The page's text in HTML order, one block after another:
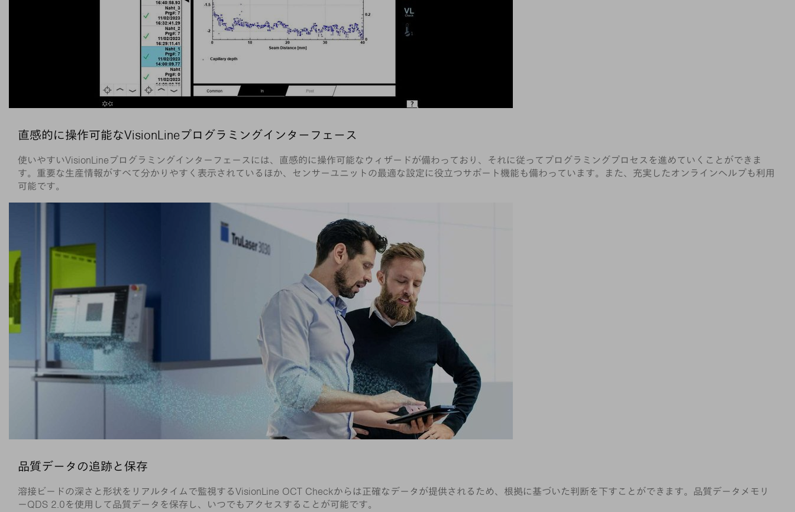
直感的に操作可能なVisionLineプログラミングインターフェース
使いやすいVisionLineプログラミングインターフェースには、直感的に操作可能なウィザードが備わっており、それに従ってプログラミングプロセスを進めていくことができま
す。重要な生産情報がすべて分かりやすく表示されているほか、センサーユニットの最適な設定に役立つサポート機能も備わっています。また、充実したオンラインヘルプも利用
可能です。
品質データの追跡と保存
溶接ビードの深さと形状をリアルタイムで監視するVisionLine OCT Checkからは正確なデータが提供されるため、根拠に基づいた判断を下すことができます。品質データメモリ
ーQDS 2.0を使用して品質データを保存し、いつでもアクセスすることが可能です。